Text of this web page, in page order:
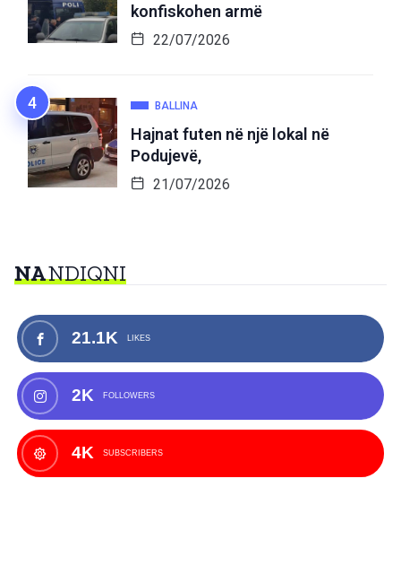
konfiskohen armë
22/07/2026
BALLINA
Hajnat futen në një lokal në
Podujevë,
21/07/2026
NANDIQNI
21.1K LIKES
2K FOLLOWERS
4K SUBSCRIBERS